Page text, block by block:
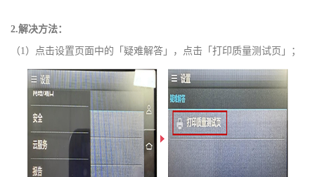
2.解决方法：
（1）点击设置页面中的「疑难解答」，点击「打印质量测试页」；